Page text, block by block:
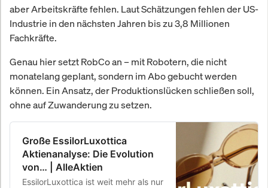
aber Arbeitskräfte fehlen. Laut Schätzungen fehlen der US-
Industrie in den nächsten Jahren bis zu 3,8 Millionen
Fachkräfte.
Genau hier setzt RobCo an – mit Robotern, die nicht
monatelang geplant, sondern im Abo gebucht werden
können. Ein Ansatz, der Produktionslücken schließen soll,
ohne auf Zuwanderung zu setzen.
Große EssilorLuxottica
Aktienanalyse: Die Evolution
von… | AlleAktien
EssilorLuxottica ist weit mehr als nur